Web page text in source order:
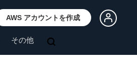
AWS アカウントを作成
その他